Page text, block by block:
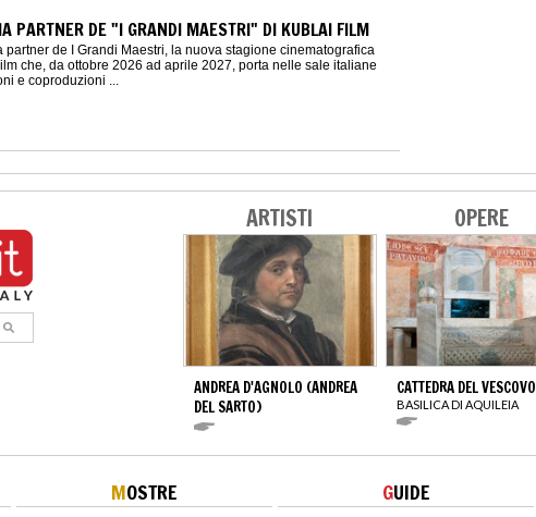
PARTNER DE "I GRANDI MAESTRI" DI KUBLAI FILM
partner de I Grandi Maestri, la nuova stagione cinematografica
che, da ottobre 2026 ad aprile 2027, porta nelle sale italiane
e coproduzioni ...
ARTISTI
ANDREA D'AGNOLO (ANDREA
DEL SARTO)
OPERE
CATTEDRA DEL VESCOVO
BASILICA DI AQUILEIA
MOSTRE GUIDE